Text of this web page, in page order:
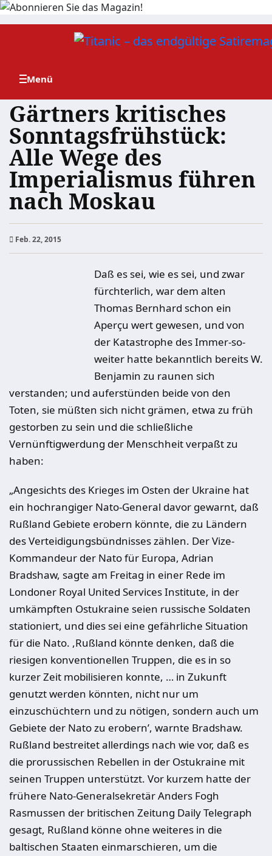
Zum
Gärtners kritisches
Sonntagsfrühstück:
Alle Wege des
Imperialismus führen
nach Moskau
Feb. 22, 2015
Daß es sei, wie es sei, und zwar
fürchterlich, war dem alten
Thomas Bernhard schon ein
Aperçu wert gewesen, und von
der Katastrophe des Immer-so-
weiter hatte bekanntlich bereits W.
Benjamin zu raunen sich
verstanden; und auferstünden beide von den
Toten, sie müßten sich nicht grämen, etwa zu früh
gestorben zu sein und die schließliche
Vernünftigwerdung der Menschheit verpaßt zu
haben:
„Angesichts des Krieges im Osten der Ukraine hat
ein hochrangiger Nato-General davor gewarnt, daß
Rußland Gebiete erobern könnte, die zu Ländern
des Verteidigungsbündnisses zählen. Der Vize-
Kommandeur der Nato für Europa, Adrian
Bradshaw, sagte am Freitag in einer Rede im
Londoner Royal United Services Institute, in der
umkämpften Ostukraine seien russische Soldaten
stationiert, und dies sei eine gefährliche Situation
für die Nato. ,Rußland könnte denken, daß die
riesigen konventionellen Truppen, die es in so
kurzer Zeit mobilisieren konnte, … in Zukunft
genutzt werden könnten, nicht nur um
einzuschüchtern und zu nötigen, sondern auch um
Gebiete der Nato zu erobern’, warnte Bradshaw.
Rußland bestreitet allerdings nach wie vor, daß es
die prorussischen Rebellen in der Ostukraine mit
seinen Truppen unterstützt. Vor kurzem hatte der
frühere Nato-Generalsekretär Anders Fogh
Rasmussen der britischen Zeitung Daily Telegraph
gesagt, Rußland könne ohne weiteres in die
baltischen Staaten einmarschieren, um die